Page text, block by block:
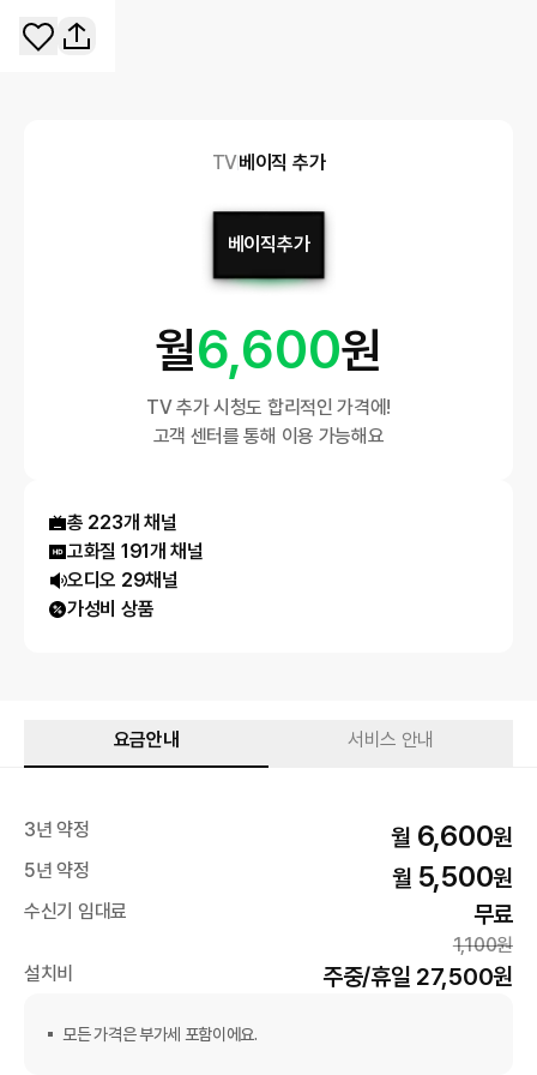
TV베이직 추가
베이직추가
월6,600원
TV 추가 시청도 합리적인 가격에!
고객 센터를 통해 이용 가능해요
총 223개 채널
고화질 191개 채널
오디오 29채널
가성비 상품
요금안내 서비스 안내
3년 약정 월 6,600원
5년 약정 월 5,500원
수신기 임대료 무료
1,100원
설치비
주중/휴일 27,500원
모든 가격은 부가세 포함이에요.